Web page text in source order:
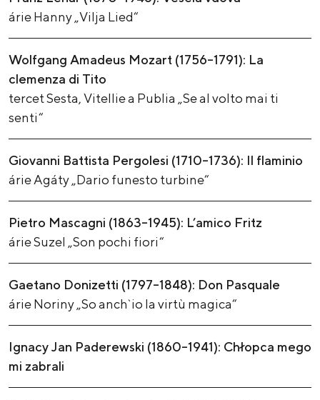
árie Hanny „Vilja Lied“
Wolfgang Amadeus Mozart (1756–1791): La
clemenza di Tito
tercet Sesta, Vitellie a Publia „Se al volto mai ti
senti“
Giovanni Battista Pergolesi (1710–1736): Il flaminio
árie Agáty „Dario funesto turbine“
Pietro Mascagni (1863–1945): L’amico Fritz
árie Suzel „Son pochi fiori“
Gaetano Donizetti (1797–1848): Don Pasquale
árie Noriny „So anch`io la virtù magica“
Ignacy Jan Paderewski (1860–1941): Chłopca mego
mi zabrali